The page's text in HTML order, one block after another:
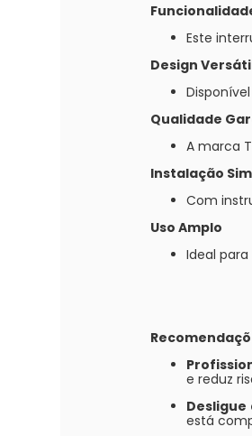
Este
Design
Qualidade
A marca
Instalação
Com
Uso Amplo
Ideal
e reduz
Desligue
está